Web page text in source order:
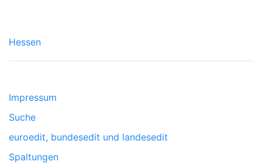
Hessen
Impressum
Suche
euroedit, bundesedit und landesedit
Spaltungen